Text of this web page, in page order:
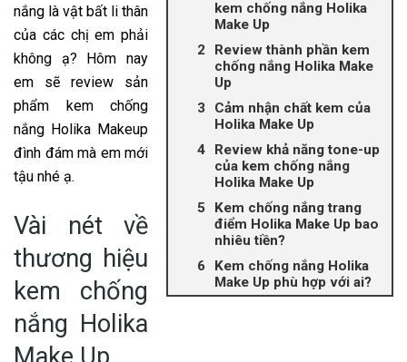
kem chống nắng Holika
Make Up
Review thành phần kem
chống nắng Holika Make
Up
Cảm nhận chất kem của
Holika Make Up
Review khả năng tone-up
của kem chống nắng
Holika Make Up
Kem chống nắng trang
điểm Holika Make Up bao
nhiêu tiền?
Kem chống nắng Holika
Make Up phù hợp với ai?
nắng là vật bất li thân
của các chị em phải
không ạ? Hôm nay
em sẽ review sản
phẩm kem chống
nắng Holika Makeup
đình đám mà em mới
tậu nhé ạ.
Vài nét về
thương hiệu
kem chống
nắng Holika